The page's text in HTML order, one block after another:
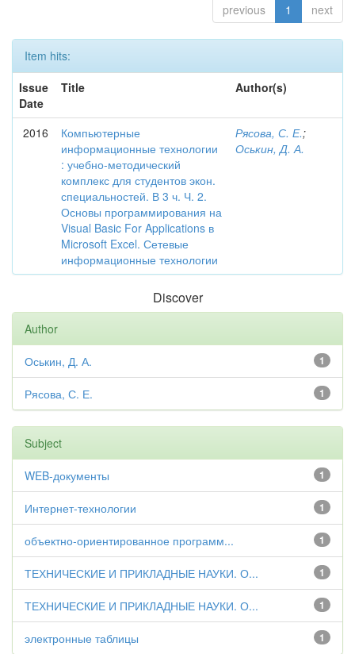
previous 1 next
Item hits:
Issue
Date
Title Author(s)
2016
Компьютерные
информационные технологии
: учебно-методический
комплекс для студентов экон.
специальностей. В 3 ч. Ч. 2.
Основы программирования на
Visual Basic For Applications в
Microsoft Excel. Сетевые
информационные технологии
Рясова, С. Е.;
Оськин, Д. А.
Discover
Author
1
Оськин, Д. А.
1
Рясова, С. Е.
Subject
1
WEB-документы
1
Интернет-технологии
1
объектно-ориентированное программ...
1
ТЕХНИЧЕСКИЕ И ПРИКЛАДНЫЕ НАУКИ. О...
1
ТЕХНИЧЕСКИЕ И ПРИКЛАДНЫЕ НАУКИ. О...
1
электронные таблицы